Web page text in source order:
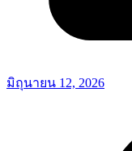
มิถุนายน 12, 2026